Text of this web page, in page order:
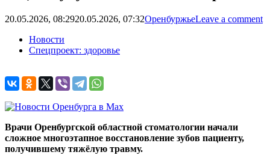
20.05.2026, 08:2920.05.2026, 07:32ОренбуржьеLeave a comment
Новости
Спецпроект: здоровье
Врачи Оренбургской областной стоматологии начали
сложное многоэтапное восстановление зубов пациенту,
получившему тяжёлую травму.